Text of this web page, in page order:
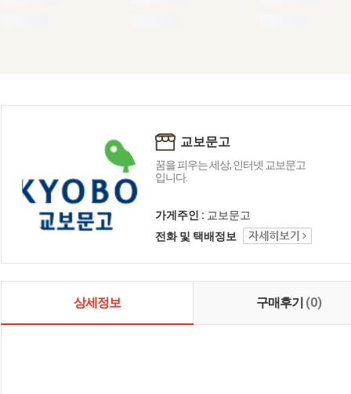
교보문고
꿈을 피우는 세상, 인터넷 교보문고
입니다.
가게주인 : 교보문고
전화 및 택배정보
상세정보 구매후기 (0)